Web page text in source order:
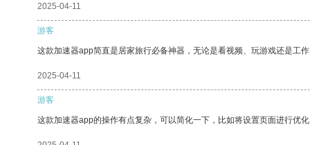
2025-04-11
游客
这款加速器app简直是居家旅行必备神器，无论是看视频、玩游戏还是工
2025-04-11
游客
这款加速器app的操作有点复杂，可以简化一下，比如将设置页面进行优化